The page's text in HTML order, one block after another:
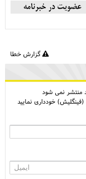
گزارش خطا
منتشر نمی شود
خودداری نمایید